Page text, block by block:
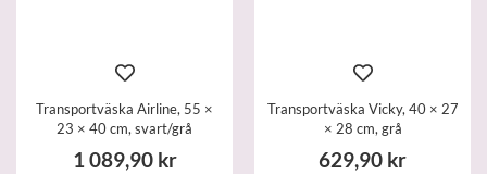
Transportväska Airline, 55 ×
23 × 40 cm, svart/grå
1 089,90 kr
Transportväska Vicky, 40 × 27
× 28 cm, grå
629,90 kr